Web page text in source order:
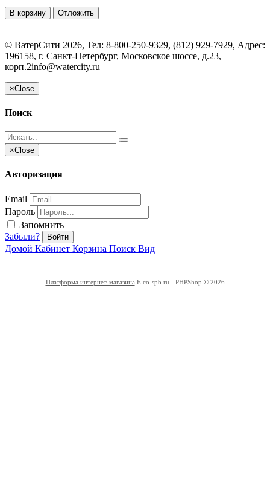
В корзину Отложить
© ВатерСити 2026, Тел: 8-800-250-9329, (812) 929-7929, Адрес:
196158, г. Санкт-Петербург, Московское шоссе, д.23,
корп.2info@watercity.ru
×Close
Поиск
×Close
Авторизация
Email
Пароль
Запомнить
Забыли?
Войти
Домой Кабинет Корзина Поиск Вид
Платформа интернет-магазина Elco-spb.ru - PHPShop © 2026